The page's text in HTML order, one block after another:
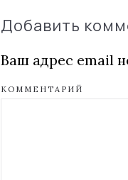
Добавить
Ваш адрес email
КОММЕНТАРИЙ